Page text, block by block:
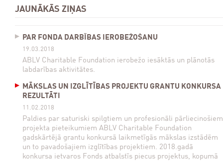
JAUNĀKĀS ZIŅAS
PAR FONDA DARBĪBAS IEROBEŽOŠANU
19.03.2018
ABLV Charitable Foundation ierobežo iesāktās un plānotās
labdarības aktivitātes.
MĀKSLAS UN IZGLĪTĪBAS PROJEKTU GRANTU KONKURSA
REZULTĀTI
11.02.2018
Paldies par saturiski spilgtiem un profesionāli pārliecinošiem
projekta pieteikumiem ABLV Charitable Foundation
gadskārtējā grantu konkursā laikmetīgās mākslas izstādēm
un to pavadošajiem izglītības projektiem. 2018.gadā
konkursa ietvaros Fonds atbalstīs piecus projektus, kopumā